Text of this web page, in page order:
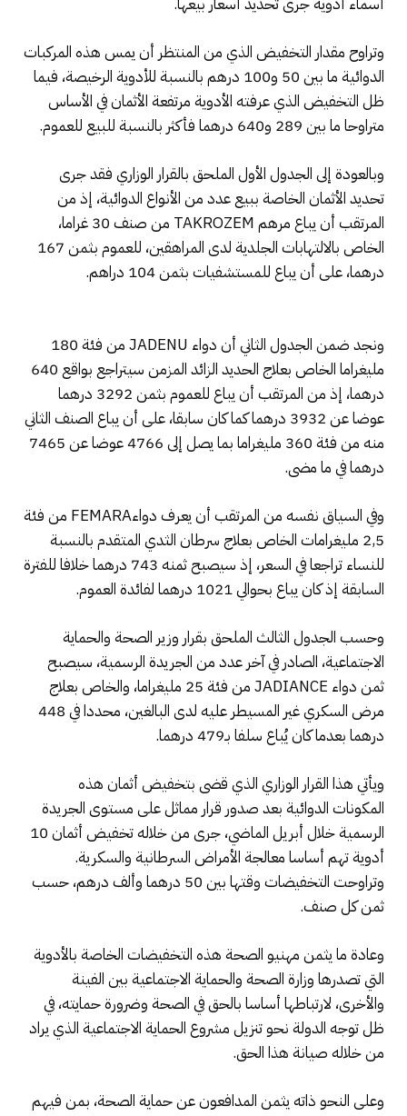
وتراوح مقدار التخفيض الذي من المنتظر أن يمس هذه المركبات
الدوائية ما بين 50 و100 درهم بالنسبة للأدوية الرخيصة، فيما
ظل التخفيض الذي عرفته الأدوية مرتفعة الأثمان في الأساس
متراوحا ما بين 289 و640 درهما فأكثر بالنسبة للبيع للعموم.
وبالعودة إلى الجدول الأول الملحق بالقرار الوزاري فقد جرى
تحديد الأثمان الخاصة ببيع عدد من الأنواع الدوائية، إذ من
المرتقب أن يباع مرهم TAKROZEM من صنف 30 غراما،
الخاص بالالتهابات الجلدية لدى المراهقين، للعموم بثمن 167
درهما، على أن يباع للمستشفيات بثمن 104 دراهم.
ونجد ضمن الجدول الثاني أن دواء JADENU من فئة 180
مليغراما الخاص بعلاج الحديد الزائد المزمن سيتراجع بواقع 640
درهما، إذ من المرتقب أن يباع للعموم بثمن 3292 درهما
عوضا عن 3932 درهما كما كان سابقا، على أن يباع الصنف الثاني
منه من فئة 360 مليغراما بما يصل إلى 4766 عوضا عن 7465
درهما في ما مضى.
وفي السياق نفسه من المرتقب أن يعرف دواءFEMARA من فئة
2,5 مليغرامات الخاص بعلاج سرطان الثدي المتقدم بالنسبة
للنساء تراجعا في السعر، إذ سيصبح ثمنه 743 درهما خلافا للفترة
السابقة إذ كان يباع بحوالي 1021 درهما لفائدة العموم.
وحسب الجدول الثالث الملحق بقرار وزير الصحة والحماية
الاجتماعية، الصادر في آخر عدد من الجريدة الرسمية، سيصبح
ثمن دواء JADIANCE من فئة 25 مليغراما، والخاص بعلاج
مرض السكري غير المسيطر عليه لدى البالغين، محددا في 448
درهما بعدما كان يُباع سلفا بـ479 درهما.
ويأتي هذا القرار الوزاري الذي قضى بتخفيض أثمان هذه
المكونات الدوائية بعد صدور قرار مماثل على مستوى الجريدة
الرسمية خلال أبريل الماضي، جرى من خلاله تخفيض أثمان 10
أدوية تهم أساسا معالجة الأمراض السرطانية والسكرية.
وتراوحت التخفيضات وقتها بين 50 درهما وألف درهم، حسب
ثمن كل صنف.
وعادة ما يثمن مهنيو الصحة هذه التخفيضات الخاصة بالأدوية
التي تصدرها وزارة الصحة والحماية الاجتماعية بين الفينة
والأخرى، لارتباطها أساسا بالحق في الصحة وضرورة حمايته، في
ظل توجه الدولة نحو تنزيل مشروع الحماية الاجتماعية الذي يراد
من خلاله صيانة هذا الحق.
وعلى النحو ذاته يثمن المدافعون عن حماية الصحة، بمن فيهم